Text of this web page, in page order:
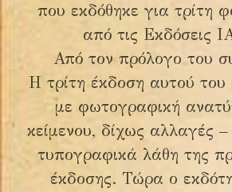
που εκδόθηκε για τρίτη
από τις Εκδόσεις
Από τον πρόλογο του
Η τρίτη έκδοση αυτού του
με φωτογραφική
κείμενου, δίχως αλλαγές
τυπογραφικά λάθη της
έκδοσης. Τώρα ο